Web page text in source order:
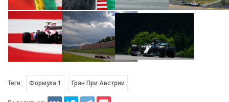
Теги: Формула 1 Гран При Австрии